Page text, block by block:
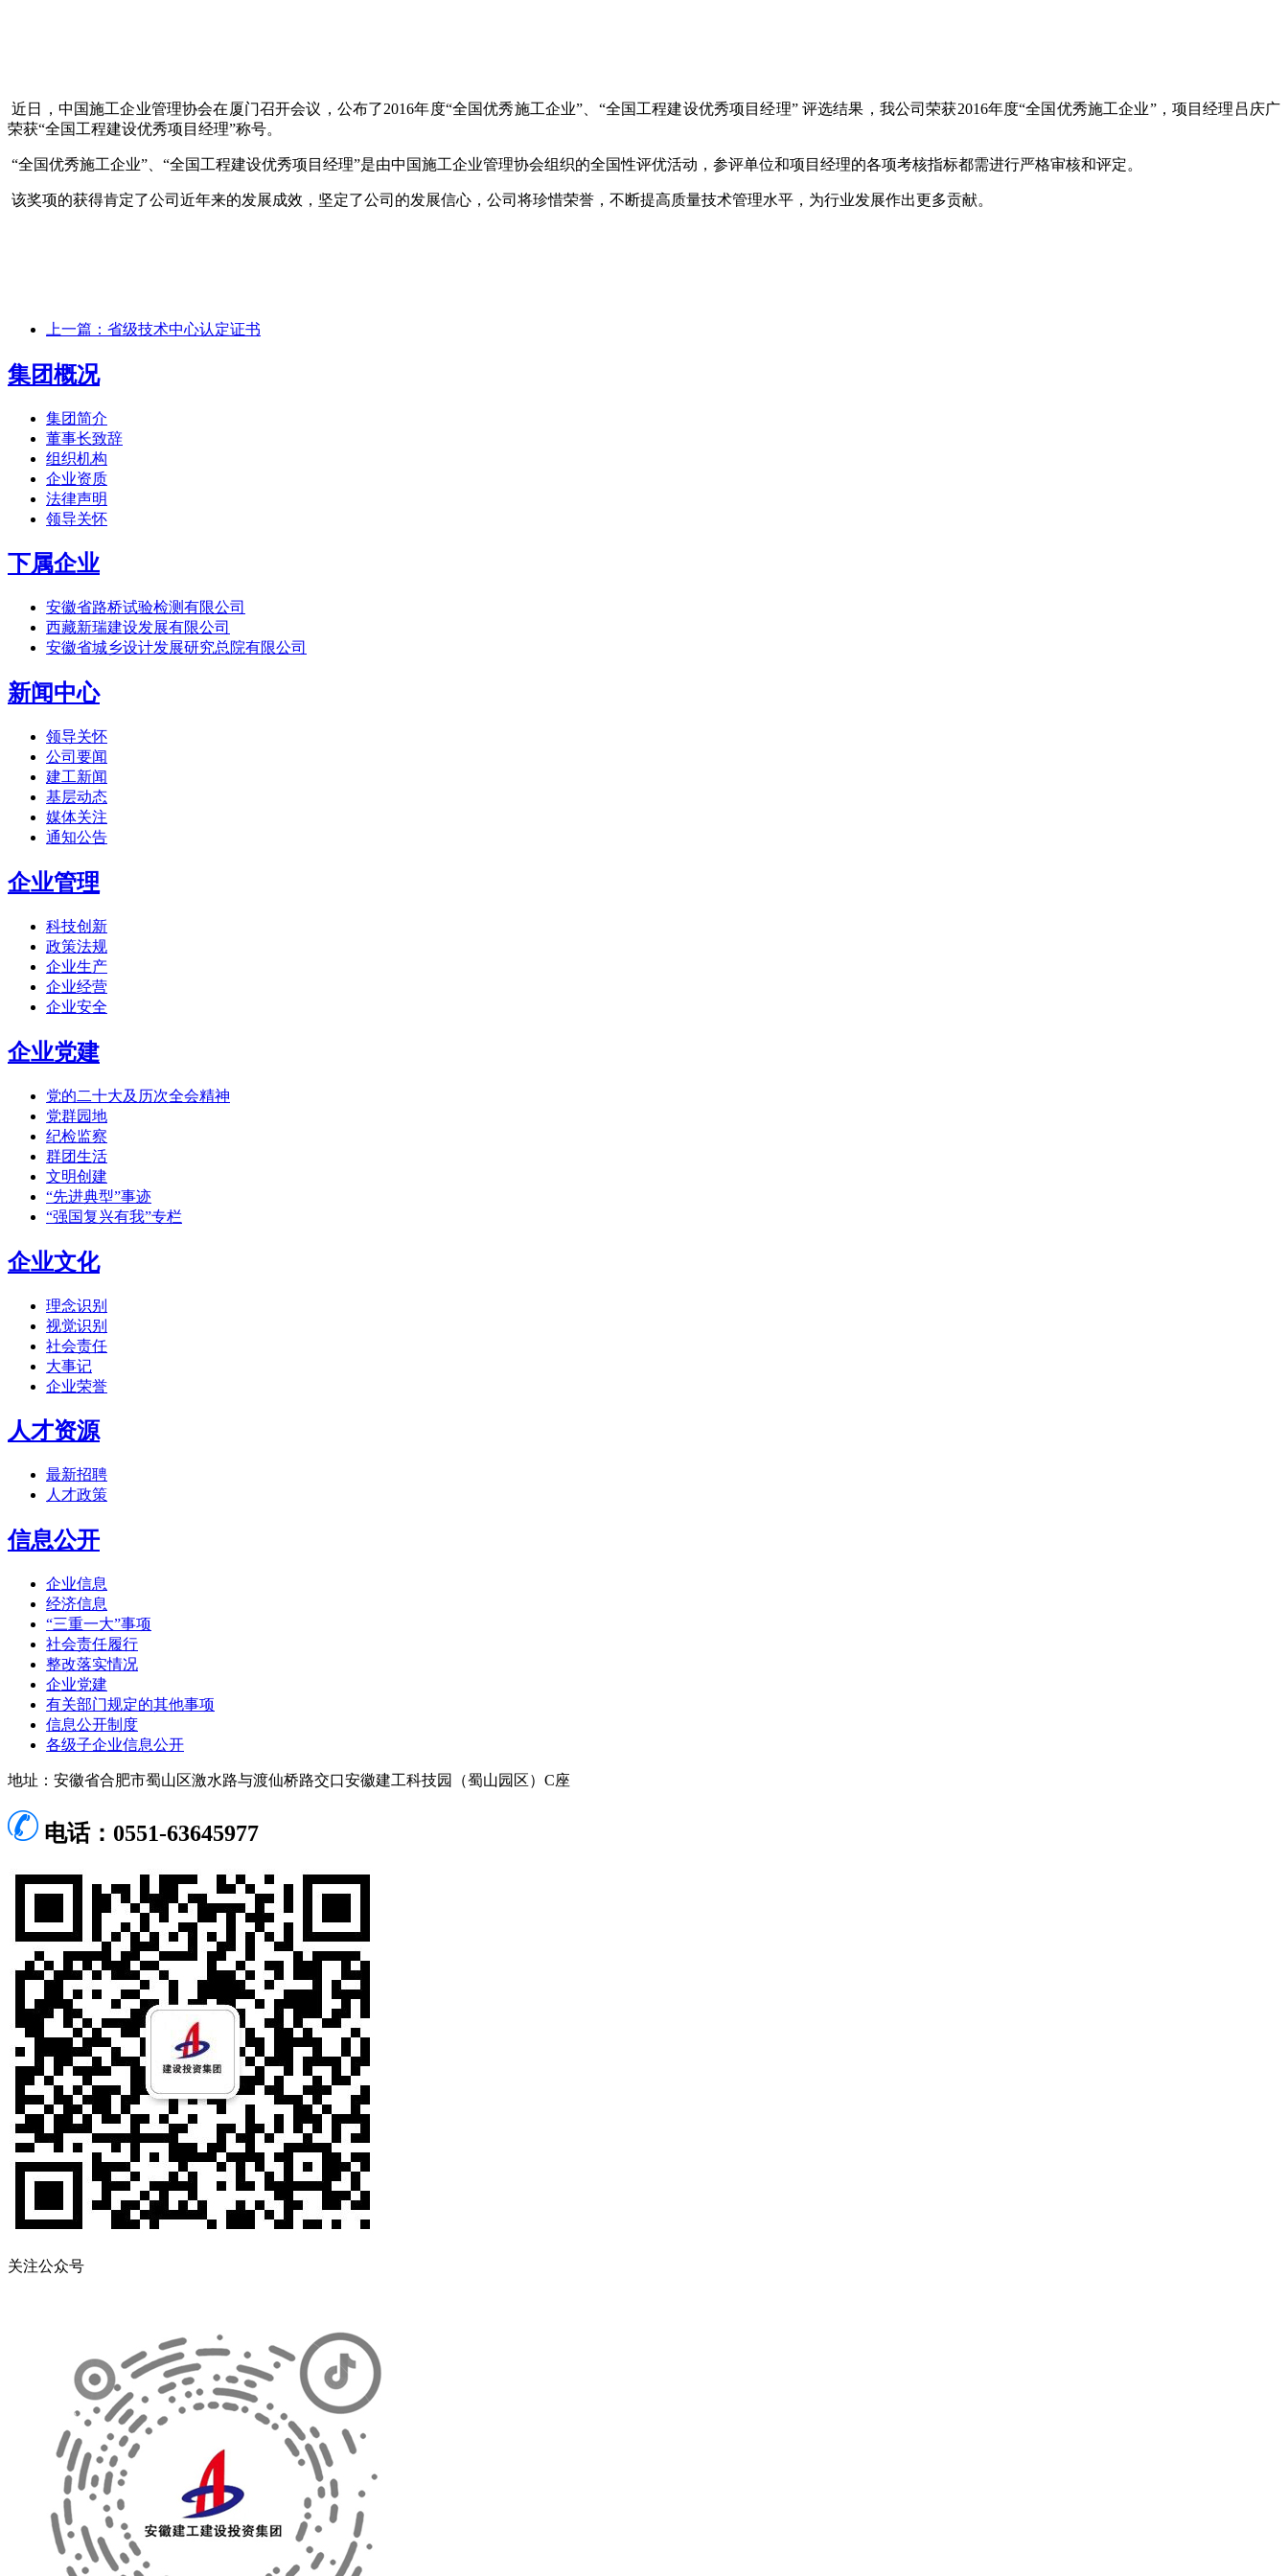
近日，中国施工企业管理协会在厦门召开会议，公布了2016年度“全国优秀施工企业”、“全国工程建设优秀项目经理” 评选结果，我公司荣获2016年度“全国优秀施工企业”，项目经理吕庆广
荣获“全国工程建设优秀项目经理”称号。
“全国优秀施工企业”、“全国工程建设优秀项目经理”是由中国施工企业管理协会组织的全国性评优活动，参评单位和项目经理的各项考核指标都需进行严格审核和评定。
该奖项的获得肯定了公司近年来的发展成效，坚定了公司的发展信心，公司将珍惜荣誉，不断提高质量技术管理水平，为行业发展作出更多贡献。
上一篇： 省级技术中心认定证书
集团概况
集团简介
董事长致辞
组织机构
企业资质
法律声明
领导关怀
下属企业
安徽省路桥试验检测有限公司
西藏新瑞建设发展有限公司
安徽省城乡设计发展研究总院有限公司
新闻中心
领导关怀
公司要闻
建工新闻
基层动态
媒体关注
通知公告
企业管理
科技创新
政策法规
企业生产
企业经营
企业安全
企业党建
党的二十大及历次全会精神
党群园地
纪检监察
群团生活
文明创建
“先进典型”事迹
“强国复兴有我”专栏
企业文化
理念识别
视觉识别
社会责任
大事记
企业荣誉
人才资源
最新招聘
人才政策
信息公开
企业信息
经济信息
“三重一大”事项
社会责任履行
整改落实情况
企业党建
有关部门规定的其他事项
信息公开制度
各级子企业信息公开
地址：安徽省合肥市蜀山区激水路与渡仙桥路交口安徽建工科技园（蜀山园区）C座
电话：0551-63645977
关注公众号